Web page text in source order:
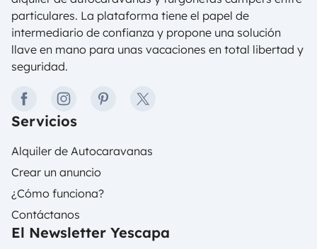
particulares. La plataforma tiene el papel de
intermediario de confianza y propone una solución
llave en mano para unas vacaciones en total libertad y
seguridad.
facebookinstagrampinteresttwitter
Servicios
Alquiler de Autocaravanas
Crear un anuncio
¿Cómo funciona?
Contáctanos
El Newsletter Yescapa